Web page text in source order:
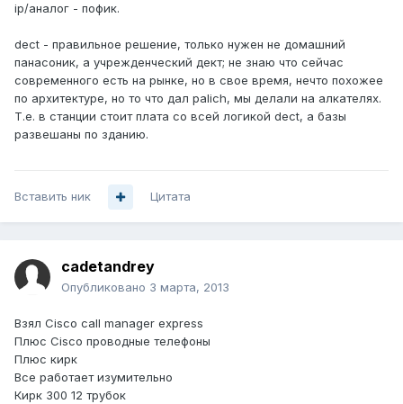
ip/аналог - пофик.
dect - правильное решение, только нужен не домашний
панасоник, а учрежденческий дект; не знаю что сейчас
современного есть на рынке, но в свое время, нечто похожее
по архитектуре, но то что дал palich, мы делали на алкателях.
Т.е. в станции стоит плата со всей логикой dect, а базы
развешаны по зданию.
Вставить ник Цитата
cadetandrey
Опубликовано 3 марта, 2013
Взял Cisco call manager express
Плюс Cisco проводные телефоны
Плюс кирк
Все работает изумительно
Кирк 300 12 трубок